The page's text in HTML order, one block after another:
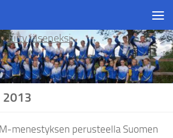
Liity jäseneksi
2013
menestyksen perusteella Suomen